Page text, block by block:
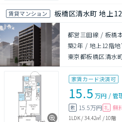
賃貸マンション 板橋区清水町 地上
都営三田線 / 板橋
築2年 / 地上12階
東京都板橋区清水
家賃カード決済可
15.5 万円 /管
敷 15.5万円 礼 無
1LDK/34.42㎡ /10階